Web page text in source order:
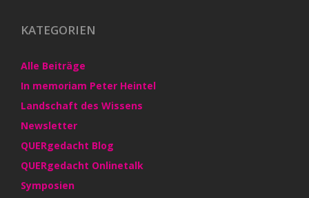
KATEGORIEN
Alle Beiträge
In memoriam Peter Heintel
Landschaft des Wissens
Newsletter
QUERgedacht Blog
QUERgedacht Onlinetalk
Symposien